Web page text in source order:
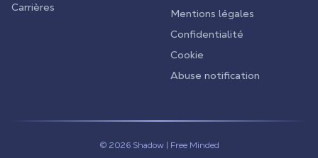
Carrières
Mentions légales
Confidentialité
Cookie
Abuse notification
© 2026 Shadow | Free Minded